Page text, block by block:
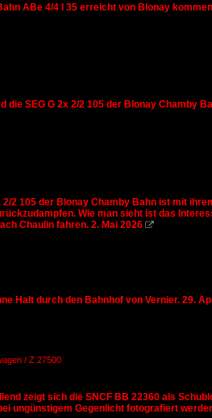
ABe 4/4 I 35 erreicht von Blonay
SEG G 2x 2/2 105 der Blonay Chamby
2 105 der Blonay Chamby Bahn ist mit
Wie man sieht ist das
Chaulin fahren. 2. Mai 2026 
Halt durch den Bahnhof von Vernier. 29.
/ Z 27500
zeigt sich die SNCF BB 22360 als
ungünstigem Gegenlicht fotografiert